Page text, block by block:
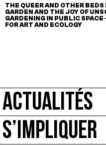
THE QUEER AND OTHER
GARDEN AND THE JOY OF
GARDENING IN PUBLIC SPACE
FOR ART AND ECOLOGY
ACTUALITÉS
S’IMPLIQUER